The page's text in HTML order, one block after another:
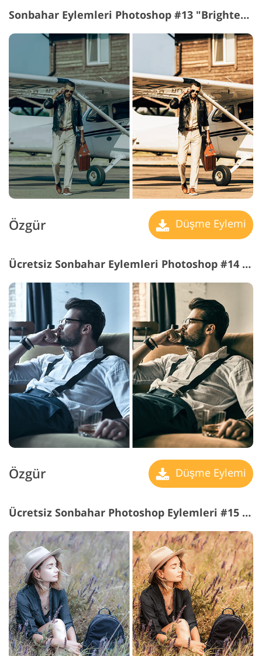
Sonbahar Eylemleri Photoshop #13 "Brightening"
Özgür Düşme Eylemi
Ücretsiz Sonbahar Eylemleri Photoshop #14 "Retro Colors"
Özgür Düşme Eylemi
Ücretsiz Sonbahar Photoshop Eylemleri #15 "Retro Film"